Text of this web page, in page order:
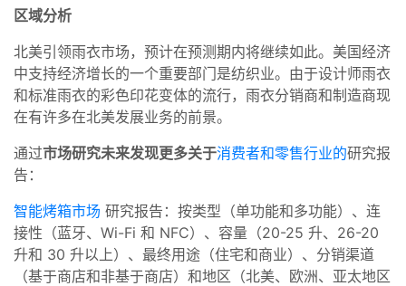
区域分析
北美引领雨衣市场，预计在预测期内将继续如此。美国经济
中支持经济增长的一个重要部门是纺织业。由于设计师雨衣
和标准雨衣的彩色印花变体的流行，雨衣分销商和制造商现
在有许多在北美发展业务的前景。
通过市场研究未来发现更多关于消费者和零售行业的研究报
告：
智能烤箱市场 研究报告：按类型（单功能和多功能）、连
接性（蓝牙、Wi-Fi 和 NFC）、容量（20-25 升、26-20
升和 30 升以上）、最终用途（住宅和商业）、分销渠道
（基于商店和非基于商店）和地区（北美、欧洲、亚太地区